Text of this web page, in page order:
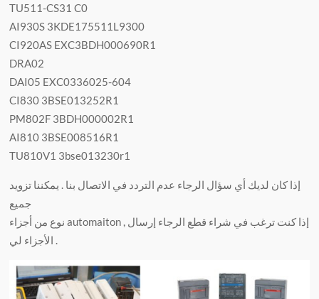
TU511-CS31 C0
AI930S 3KDE175511L9300
CI920AS EXC3BDH000690R1
DRA02
DAI05 EXC0336025-604
CI830 3BSE013252R1
PM802F 3BDH000002R1
AI810 3BSE008516R1
TU810V1 3bse013230r1
إذا كان لديك أي سؤال الرجاء عدم التردد في الاتصال بنا . يمكننا تزويد
جميع
نوع من أجزاء automaiton , إذا كنت ترغب في شراء قطع الرجاء إرسال
الأجزاء لي .